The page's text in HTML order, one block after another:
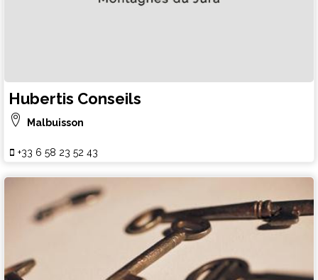
Hubertis Conseils
Malbuisson
+33 6 58 23 52 43